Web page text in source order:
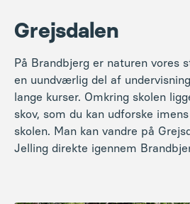
Grejsdalen
På Brandbjerg er naturen vores
en uundværlig del af
lange kurser. Omkring skolen
skov, som du kan udforske
skolen. Man kan vandre på
Jelling direkte igennem